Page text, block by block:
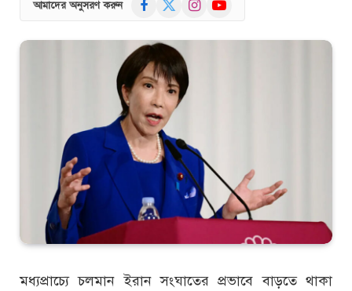
আমাদের অনুসরণ করুন
মধ্যপ্রাচ্যে চলমান ইরান সংঘাতের প্রভাবে বাড়তে থাকা